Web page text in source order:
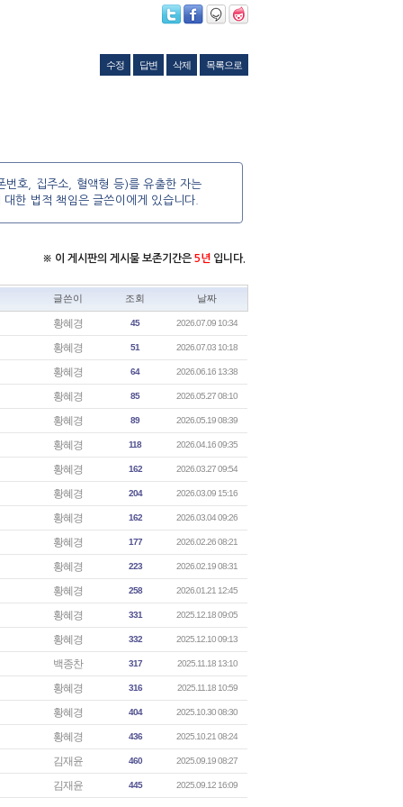
수정 답변 삭제
목록으로
호, 집주소, 혈액형 등)를 유출한 자는
한 법적 책임은 글쓴이에게 있습니다.
※ 이 게시판의 게시물 보존기간은 5년 입니다.
글쓴이 조회 날짜
황혜경 45 2026.07.09 10:34
황혜경 51 2026.07.03 10:18
황혜경 64 2026.06.16 13:38
황혜경 85 2026.05.27 08:10
황혜경 89 2026.05.19 08:39
황혜경 118 2026.04.16 09:35
황혜경 162 2026.03.27 09:54
황혜경 204 2026.03.09 15:16
황혜경 162 2026.03.04 09:26
황혜경 177 2026.02.26 08:21
황혜경 223 2026.02.19 08:31
황혜경 258 2026.01.21 12:45
황혜경 331 2025.12.18 09:05
황혜경 332 2025.12.10 09:13
백종찬 317 2025.11.18 13:10
황혜경 316 2025.11.18 10:59
황혜경 404 2025.10.30 08:30
황혜경 436 2025.10.21 08:24
김재윤 460 2025.09.19 08:27
김재윤 445 2025.09.12 16:09